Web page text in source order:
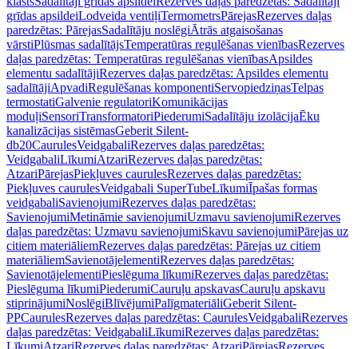
grīdas apsildeiLodveida ventiļiTermometrsPārejasRezerves daļas
paredzētas: PārejasSadalītāju noslēgiĀtrās atgaisošanas
vārstiPlūsmas sadalītājsTemperatūras regulēšanas vienībasRezerves
daļas paredzētas: Temperatūras regulēšanas vienībasApsildes
elementu sadalītājiRezerves daļas paredzētas: Apsildes elementu
sadalītājiApvadiRegulēšanas komponentiServopiedziņasTelpas
termostatiGalvenie regulatoriKomunikācijas
moduļiSensoriTransformatoriPiederumiSadalītāju izolācijaĒku
kanalizācijas sistēmasGeberit Silent-
db20CaurulesVeidgabaliRezerves daļas paredzētas:
VeidgabaliLīkumiAtzariRezerves daļas paredzētas:
AtzariPārejasPiekļuves caurulesRezerves daļas paredzētas:
Piekļuves caurulesVeidgabali SuperTubeLīkumiĪpašas formas
veidgabaliSavienojumiRezerves daļas paredzētas:
SavienojumiMetināmie savienojumiUzmavu savienojumiRezerves
daļas paredzētas: Uzmavu savienojumiSkavu savienojumiPārejas uz
citiem materiāliemRezerves daļas paredzētas: Pārejas uz citiem
materiāliemSavienotājelementiRezerves daļas paredzētas:
SavienotājelementiPieslēguma līkumiRezerves daļas paredzētas:
Pieslēguma līkumiPiederumiCauruļu apskavasCauruļu apskavu
stiprinājumiNoslēgiBlīvējumiPalīgmateriāliGeberit Silent-
PPCaurulesRezerves daļas paredzētas: CaurulesVeidgabaliRezerves
daļas paredzētas: VeidgabaliLīkumiRezerves daļas paredzētas:
LīkumiAtzariRezerves daļas paredzētas: AtzariPārejasRezerves